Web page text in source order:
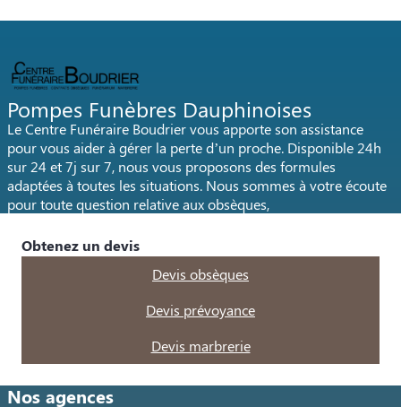
Pompes Funèbres Dauphinoises
Le Centre Funéraire Boudrier vous apporte son assistance
pour vous aider à gérer la perte d’un proche. Disponible 24h
sur 24 et 7j sur 7, nous vous proposons des formules
adaptées à toutes les situations. Nous sommes à votre écoute
pour toute question relative aux obsèques,
Obtenez un devis
Devis obsèques
Devis prévoyance
Devis marbrerie
Nos agences